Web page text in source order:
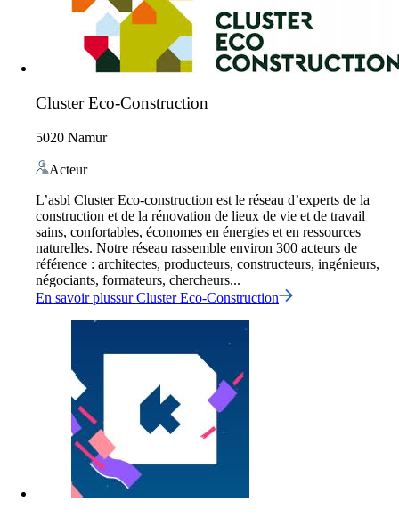
Cluster Eco-Construction
5020 Namur
Acteur
L’asbl Cluster Eco-construction est le réseau d’experts de la
construction et de la rénovation de lieux de vie et de travail
sains, confortables, économes en énergies et en ressources
naturelles. Notre réseau rassemble environ 300 acteurs de
référence : architectes, producteurs, constructeurs, ingénieurs,
négociants, formateurs, chercheurs...
En savoir plussurCluster Eco-Construction